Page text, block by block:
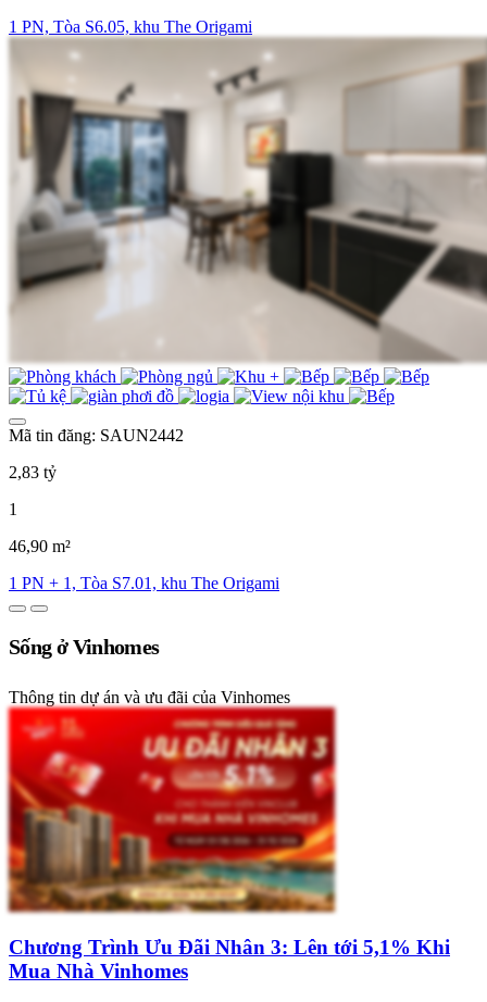
1 PN, Tòa S6.05, khu The Origami
Mã tin đăng: SAUN2442
2,83 tỷ
1
46,90 m²
1 PN + 1, Tòa S7.01, khu The Origami
Sống ở Vinhomes
Thông tin dự án và ưu đãi của Vinhomes
Chương Trình Ưu Đãi Nhân 3: Lên tới 5,1% Khi
Mua Nhà Vinhomes